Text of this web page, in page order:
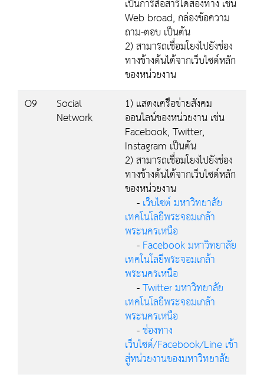
เป็นการสื่อสารได้สองทาง เช่น
Web broad, กล่องข้อความ
ถาม-ตอบ เป็นต้น
2) สามารถเชื่อมโยงไปยังช่อง
ทางข้างต้นได้จากเว็บไซต์หลัก
ของหน่วยงาน
O9
Social
Network
1) แสดงเครือข่ายสังคม
ออนไลน์ของหน่วยงาน เช่น
Facebook, Twitter,
Instagram เป็นต้น
2) สามารถเชื่อมโยงไปยังช่อง
ทางข้างต้นได้จากเว็บไซต์หลัก
ของหน่วยงาน
-เว็บไซต์ มหาวิทยาลัย
เทคโนโลยีพระจอมเกล้า
พระนครเหนือ
-Facebook มหาวิทยาลัย
เทคโนโลยีพระจอมเกล้า
พระนครเหนือ
-Twitter มหาวิทยาลัย
เทคโนโลยีพระจอมเกล้า
พระนครเหนือ
-ช่องทาง
เว็บไซต์/Facebook/Line เข้า
สู่หน่วยงานของมหาวิทยาลัย